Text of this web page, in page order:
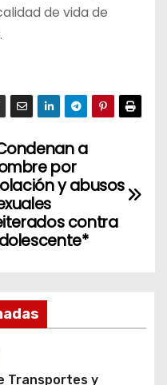
de vida de
a
por
y abusos
contra
Transportes y